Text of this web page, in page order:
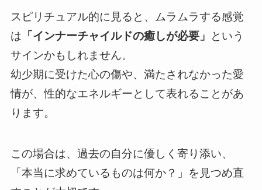
スピリチュアル的に見ると、ムラムラする感覚
は 「インナーチャイルドの癒しが必要」
という
サインかもしれません。
幼少期に受けた心の傷や、満たされなかった愛
情が、性的なエネルギーとして表れることがあ
ります。
この場合は、過去の自分に優しく寄り添い、
「本当に求めているものは何か？」を見つめ直